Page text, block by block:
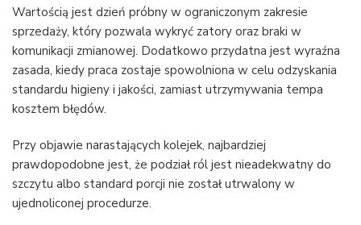
Wartością jest dzień próbny w ograniczonym zakresie
sprzedaży, który pozwala wykryć zatory oraz braki w
komunikacji zmianowej. Dodatkowo przydatna jest wyraźna
zasada, kiedy praca zostaje spowolniona w celu odzyskania
standardu higieny i jakości, zamiast utrzymywania tempa
kosztem błędów.
Przy objawie narastających kolejek, najbardziej
prawdopodobne jest, że podział ról jest nieadekwatny do
szczytu albo standard porcji nie został utrwalony w
ujednoliconej procedurze.